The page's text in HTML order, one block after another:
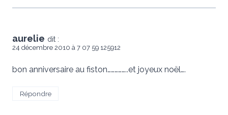
aurelie dit :
24 décembre 2010 à 7 07 59 125912
bon anniversaire au fiston……………..et joyeux noël….
Répondre